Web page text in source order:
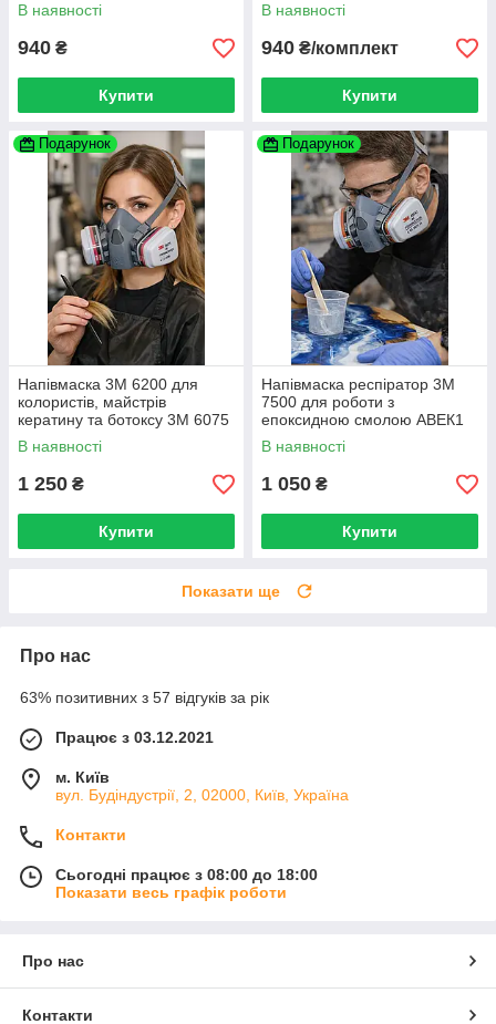
В наявності
940 ₴
Купити
В наявності
940 ₴/комплект
Купити
Подарунок
Напівмаска 3М 6200 для
колористів, майстрів
кератину та ботоксу 3M 6075
A1 + формальдегід
В наявності
1 250 ₴
Купити
Подарунок
Напівмаска респіратор 3М
7500 для роботи з
епоксидною смолою АВЕК1
Р3
В наявності
1 050 ₴
Купити
Показати ще
Про нас
63% позитивних з 57 відгуків за рік
Працює з 03.12.2021
м. Київ
вул. Будіндустрії, 2, 02000, Київ, Україна
Контакти
Сьогодні працює з 08:00 до 18:00
Показати весь графік роботи
Про нас
Контакти